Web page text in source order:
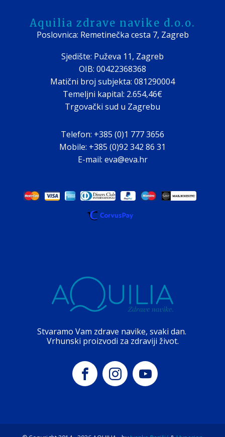
Aquilia zdrave navike d.o.o.
Poslovnica: Remetinečka cesta 7, Zagreb
Sjedište: Puževa 11, Zagreb
OIB: 00422368368
Matični broj subjekta: 081290004
Temeljni kapital: 2.654,46€
Trgovački sud u Zagrebu
Telefon: +385 (0)1 777 3656
Mobile: +385 (0)92 342 86 31
E-mail: eva@eva.hr
Stvaramo Vam zdrave navike, svaki dan.
Vrhunski proizvodi za zdraviji život.